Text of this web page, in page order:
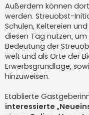
Außerdem können
werden. Streuobst-
Schulen, Keltereien
diesen Tag nutzen,
Bedeutung der
welt und als Orte der
Erwerbs­grundlage,
hinzu­weisen.
Etablierte
interessierte